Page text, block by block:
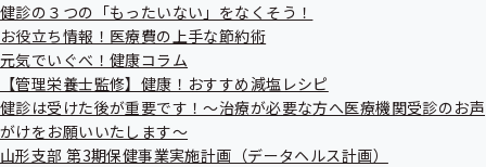
健診の３つの「もったいない」をなくそう！
お役立ち情報！医療費の上手な節約術
元気でいぐべ！健康コラム
【管理栄養士監修】健康！おすすめ減塩レシピ
健診は受けた後が重要です！～治療が必要な方へ医療機関受診のお声
がけをお願いいたします～
山形支部 第3期保健事業実施計画（データヘルス計画）
【開催日時】　令和7年7月31日（木）　14：00〜
【開催方法】　オンライン（Zoom）
▼視聴ID、パスコードはこちらからご確認ください
/shibu/yamagata/cat070/2025051201/